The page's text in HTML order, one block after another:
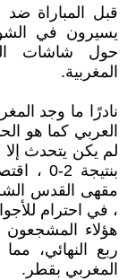
قبل المباراة
يسيرون في
حول شاشات
المغربية.
نادرًا ما وجد
العربي كما هو
لم يكن يتحدث
بنتيجة
مقهى القدس
، في احترام
هؤلاء
ربع النهائي،
المغربي بقطر.